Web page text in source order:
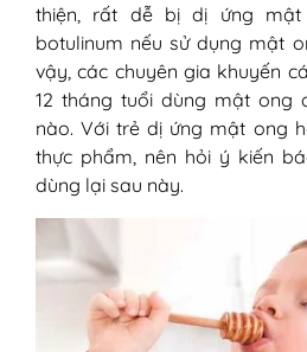
thiện, rất dễ bị dị ứng
botulinum nếu sử dụng mật
vậy, các chuyên gia khuyến
12 tháng tuổi dùng mật ong
nào. Với trẻ dị ứng mật ong
thực phẩm, nên hỏi ý kiến
dùng lại sau này.